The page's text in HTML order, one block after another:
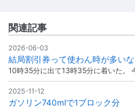
関連記事
2026-06-03
結局割引券って使わん時が多い
10時35分に出て13時35分に着いた。
2025-11-12
ガソリン740mlで1ブロック分